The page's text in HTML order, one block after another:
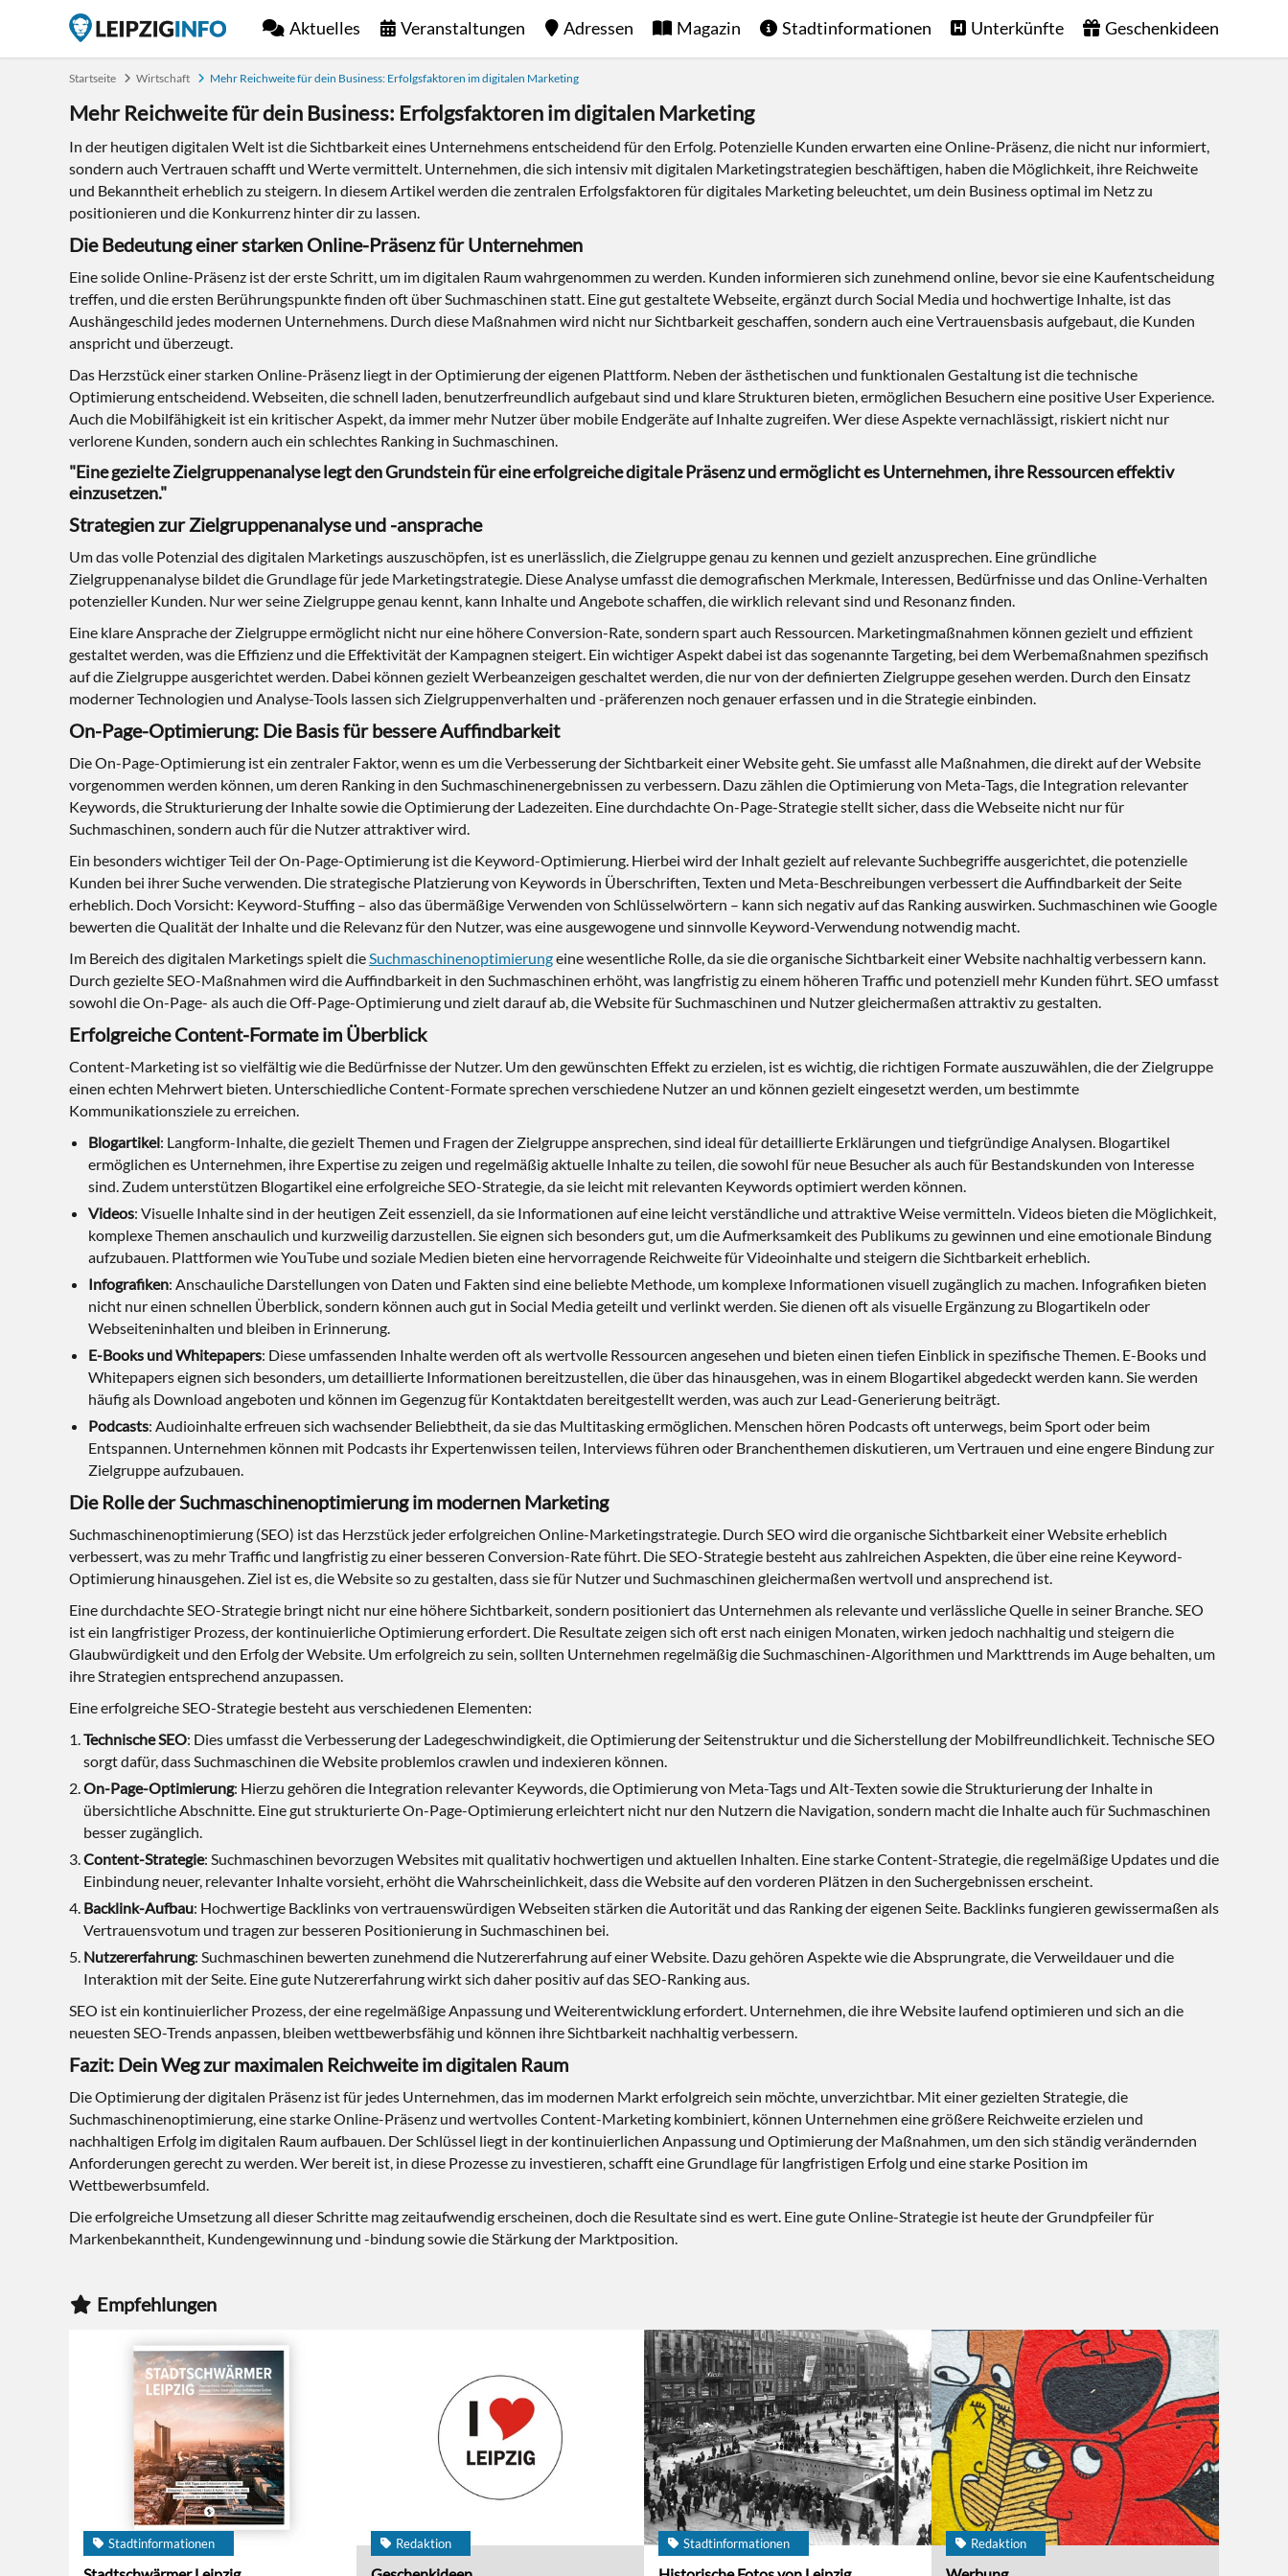
Aktuelles Veranstaltungen Adressen Magazin Stadtinformationen Unterkünfte Geschenkideen
Startseite Wirtschaft Mehr Reichweite für dein Business: Erfolgsfaktoren im digitalen Marketing
Mehr Reichweite für dein Business: Erfolgsfaktoren im digitalen Marketing
In der heutigen digitalen Welt ist die Sichtbarkeit eines Unternehmens entscheidend für den Erfolg. Potenzielle Kunden erwarten eine Online-Präsenz, die nicht nur informiert,
sondern auch Vertrauen schafft und Werte vermittelt. Unternehmen, die sich intensiv mit digitalen Marketingstrategien beschäftigen, haben die Möglichkeit, ihre Reichweite
und Bekanntheit erheblich zu steigern. In diesem Artikel werden die zentralen Erfolgsfaktoren für digitales Marketing beleuchtet, um dein Business optimal im Netz zu
positionieren und die Konkurrenz hinter dir zu lassen.
Die Bedeutung einer starken Online-Präsenz für Unternehmen
Eine solide Online-Präsenz ist der erste Schritt, um im digitalen Raum wahrgenommen zu werden. Kunden informieren sich zunehmend online, bevor sie eine Kaufentscheidung
treffen, und die ersten Berührungspunkte finden oft über Suchmaschinen statt. Eine gut gestaltete Webseite, ergänzt durch Social Media und hochwertige Inhalte, ist das
Aushängeschild jedes modernen Unternehmens. Durch diese Maßnahmen wird nicht nur Sichtbarkeit geschaffen, sondern auch eine Vertrauensbasis aufgebaut, die Kunden
anspricht und überzeugt.
Das Herzstück einer starken Online-Präsenz liegt in der Optimierung der eigenen Plattform. Neben der ästhetischen und funktionalen Gestaltung ist die technische
Optimierung entscheidend. Webseiten, die schnell laden, benutzerfreundlich aufgebaut sind und klare Strukturen bieten, ermöglichen Besuchern eine positive User Experience.
Auch die Mobilfähigkeit ist ein kritischer Aspekt, da immer mehr Nutzer über mobile Endgeräte auf Inhalte zugreifen. Wer diese Aspekte vernachlässigt, riskiert nicht nur
verlorene Kunden, sondern auch ein schlechtes Ranking in Suchmaschinen.
"Eine gezielte Zielgruppenanalyse legt den Grundstein für eine erfolgreiche digitale Präsenz und ermöglicht es Unternehmen, ihre Ressourcen effektiv
einzusetzen."
Strategien zur Zielgruppenanalyse und -ansprache
Um das volle Potenzial des digitalen Marketings auszuschöpfen, ist es unerlässlich, die Zielgruppe genau zu kennen und gezielt anzusprechen. Eine gründliche
Zielgruppenanalyse bildet die Grundlage für jede Marketingstrategie. Diese Analyse umfasst die demografischen Merkmale, Interessen, Bedürfnisse und das Online-Verhalten
potenzieller Kunden. Nur wer seine Zielgruppe genau kennt, kann Inhalte und Angebote schaffen, die wirklich relevant sind und Resonanz finden.
Eine klare Ansprache der Zielgruppe ermöglicht nicht nur eine höhere Conversion-Rate, sondern spart auch Ressourcen. Marketingmaßnahmen können gezielt und effizient
gestaltet werden, was die Effizienz und die Effektivität der Kampagnen steigert. Ein wichtiger Aspekt dabei ist das sogenannte Targeting, bei dem Werbemaßnahmen spezifisch
auf die Zielgruppe ausgerichtet werden. Dabei können gezielt Werbeanzeigen geschaltet werden, die nur von der definierten Zielgruppe gesehen werden. Durch den Einsatz
moderner Technologien und Analyse-Tools lassen sich Zielgruppenverhalten und -präferenzen noch genauer erfassen und in die Strategie einbinden.
On-Page-Optimierung: Die Basis für bessere Auffindbarkeit
Die On-Page-Optimierung ist ein zentraler Faktor, wenn es um die Verbesserung der Sichtbarkeit einer Website geht. Sie umfasst alle Maßnahmen, die direkt auf der Website
vorgenommen werden können, um deren Ranking in den Suchmaschinenergebnissen zu verbessern. Dazu zählen die Optimierung von Meta-Tags, die Integration relevanter
Keywords, die Strukturierung der Inhalte sowie die Optimierung der Ladezeiten. Eine durchdachte On-Page-Strategie stellt sicher, dass die Webseite nicht nur für
Suchmaschinen, sondern auch für die Nutzer attraktiver wird.
Ein besonders wichtiger Teil der On-Page-Optimierung ist die Keyword-Optimierung. Hierbei wird der Inhalt gezielt auf relevante Suchbegriffe ausgerichtet, die potenzielle
Kunden bei ihrer Suche verwenden. Die strategische Platzierung von Keywords in Überschriften, Texten und Meta-Beschreibungen verbessert die Auffindbarkeit der Seite
erheblich. Doch Vorsicht: Keyword-Stuffing – also das übermäßige Verwenden von Schlüsselwörtern – kann sich negativ auf das Ranking auswirken. Suchmaschinen wie Google
bewerten die Qualität der Inhalte und die Relevanz für den Nutzer, was eine ausgewogene und sinnvolle Keyword-Verwendung notwendig macht.
Im Bereich des digitalen Marketings spielt dieSuchmaschinenoptimierungeine wesentliche Rolle, da sie die organische Sichtbarkeit einer Website nachhaltig verbessern kann.
Durch gezielte SEO-Maßnahmen wird die Auffindbarkeit in den Suchmaschinen erhöht, was langfristig zu einem höheren Traffic und potenziell mehr Kunden führt. SEO umfasst
sowohl die On-Page- als auch die Off-Page-Optimierung und zielt darauf ab, die Website für Suchmaschinen und Nutzer gleichermaßen attraktiv zu gestalten.
Erfolgreiche Content-Formate im Überblick
Content-Marketing ist so vielfältig wie die Bedürfnisse der Nutzer. Um den gewünschten Effekt zu erzielen, ist es wichtig, die richtigen Formate auszuwählen, die der Zielgruppe
einen echten Mehrwert bieten. Unterschiedliche Content-Formate sprechen verschiedene Nutzer an und können gezielt eingesetzt werden, um bestimmte
Kommunikationsziele zu erreichen.
Blogartikel: Langform-Inhalte, die gezielt Themen und Fragen der Zielgruppe ansprechen, sind ideal für detaillierte Erklärungen und tiefgründige Analysen. Blogartikel
ermöglichen es Unternehmen, ihre Expertise zu zeigen und regelmäßig aktuelle Inhalte zu teilen, die sowohl für neue Besucher als auch für Bestandskunden von Interesse
sind. Zudem unterstützen Blogartikel eine erfolgreiche SEO-Strategie, da sie leicht mit relevanten Keywords optimiert werden können.
Videos: Visuelle Inhalte sind in der heutigen Zeit essenziell, da sie Informationen auf eine leicht verständliche und attraktive Weise vermitteln. Videos bieten die Möglichkeit,
komplexe Themen anschaulich und kurzweilig darzustellen. Sie eignen sich besonders gut, um die Aufmerksamkeit des Publikums zu gewinnen und eine emotionale Bindung
aufzubauen. Plattformen wie YouTube und soziale Medien bieten eine hervorragende Reichweite für Videoinhalte und steigern die Sichtbarkeit erheblich.
Infografiken: Anschauliche Darstellungen von Daten und Fakten sind eine beliebte Methode, um komplexe Informationen visuell zugänglich zu machen. Infografiken bieten
nicht nur einen schnellen Überblick, sondern können auch gut in Social Media geteilt und verlinkt werden. Sie dienen oft als visuelle Ergänzung zu Blogartikeln oder
Webseiteninhalten und bleiben in Erinnerung.
E-Books und Whitepapers: Diese umfassenden Inhalte werden oft als wertvolle Ressourcen angesehen und bieten einen tiefen Einblick in spezifische Themen. E-Books und
Whitepapers eignen sich besonders, um detaillierte Informationen bereitzustellen, die über das hinausgehen, was in einem Blogartikel abgedeckt werden kann. Sie werden
häufig als Download angeboten und können im Gegenzug für Kontaktdaten bereitgestellt werden, was auch zur Lead-Generierung beiträgt.
Podcasts: Audioinhalte erfreuen sich wachsender Beliebtheit, da sie das Multitasking ermöglichen. Menschen hören Podcasts oft unterwegs, beim Sport oder beim
Entspannen. Unternehmen können mit Podcasts ihr Expertenwissen teilen, Interviews führen oder Branchenthemen diskutieren, um Vertrauen und eine engere Bindung zur
Zielgruppe aufzubauen.
Die Rolle der Suchmaschinenoptimierung im modernen Marketing
Suchmaschinenoptimierung (SEO) ist das Herzstück jeder erfolgreichen Online-Marketingstrategie. Durch SEO wird die organische Sichtbarkeit einer Website erheblich
verbessert, was zu mehr Traffic und langfristig zu einer besseren Conversion-Rate führt. Die SEO-Strategie besteht aus zahlreichen Aspekten, die über eine reine Keyword-
Optimierung hinausgehen. Ziel ist es, die Website so zu gestalten, dass sie für Nutzer und Suchmaschinen gleichermaßen wertvoll und ansprechend ist.
Eine durchdachte SEO-Strategie bringt nicht nur eine höhere Sichtbarkeit, sondern positioniert das Unternehmen als relevante und verlässliche Quelle in seiner Branche. SEO
ist ein langfristiger Prozess, der kontinuierliche Optimierung erfordert. Die Resultate zeigen sich oft erst nach einigen Monaten, wirken jedoch nachhaltig und steigern die
Glaubwürdigkeit und den Erfolg der Website. Um erfolgreich zu sein, sollten Unternehmen regelmäßig die Suchmaschinen-Algorithmen und Markttrends im Auge behalten, um
ihre Strategien entsprechend anzupassen.
Eine erfolgreiche SEO-Strategie besteht aus verschiedenen Elementen:
Technische SEO: Dies umfasst die Verbesserung der Ladegeschwindigkeit, die Optimierung der Seitenstruktur und die Sicherstellung der Mobilfreundlichkeit. Technische SEO
sorgt dafür, dass Suchmaschinen die Website problemlos crawlen und indexieren können.
On-Page-Optimierung: Hierzu gehören die Integration relevanter Keywords, die Optimierung von Meta-Tags und Alt-Texten sowie die Strukturierung der Inhalte in
übersichtliche Abschnitte. Eine gut strukturierte On-Page-Optimierung erleichtert nicht nur den Nutzern die Navigation, sondern macht die Inhalte auch für Suchmaschinen
besser zugänglich.
Content-Strategie: Suchmaschinen bevorzugen Websites mit qualitativ hochwertigen und aktuellen Inhalten. Eine starke Content-Strategie, die regelmäßige Updates und die
Einbindung neuer, relevanter Inhalte vorsieht, erhöht die Wahrscheinlichkeit, dass die Website auf den vorderen Plätzen in den Suchergebnissen erscheint.
Backlink-Aufbau: Hochwertige Backlinks von vertrauenswürdigen Webseiten stärken die Autorität und das Ranking der eigenen Seite. Backlinks fungieren gewissermaßen als
Vertrauensvotum und tragen zur besseren Positionierung in Suchmaschinen bei.
Nutzererfahrung: Suchmaschinen bewerten zunehmend die Nutzererfahrung auf einer Website. Dazu gehören Aspekte wie die Absprungrate, die Verweildauer und die
Interaktion mit der Seite. Eine gute Nutzererfahrung wirkt sich daher positiv auf das SEO-Ranking aus.
SEO ist ein kontinuierlicher Prozess, der eine regelmäßige Anpassung und Weiterentwicklung erfordert. Unternehmen, die ihre Website laufend optimieren und sich an die
neuesten SEO-Trends anpassen, bleiben wettbewerbsfähig und können ihre Sichtbarkeit nachhaltig verbessern.
Fazit: Dein Weg zur maximalen Reichweite im digitalen Raum
Die Optimierung der digitalen Präsenz ist für jedes Unternehmen, das im modernen Markt erfolgreich sein möchte, unverzichtbar. Mit einer gezielten Strategie, die
Suchmaschinenoptimierung, eine starke Online-Präsenz und wertvolles Content-Marketing kombiniert, können Unternehmen eine größere Reichweite erzielen und
nachhaltigen Erfolg im digitalen Raum aufbauen. Der Schlüssel liegt in der kontinuierlichen Anpassung und Optimierung der Maßnahmen, um den sich ständig verändernden
Anforderungen gerecht zu werden. Wer bereit ist, in diese Prozesse zu investieren, schafft eine Grundlage für langfristigen Erfolg und eine starke Position im
Wettbewerbsumfeld.
Die erfolgreiche Umsetzung all dieser Schritte mag zeitaufwendig erscheinen, doch die Resultate sind es wert. Eine gute Online-Strategie ist heute der Grundpfeiler für
Markenbekanntheit, Kundengewinnung und -bindung sowie die Stärkung der Marktposition.
Empfehlungen
Stadtinformationen Redaktion Stadtinformationen Redaktion